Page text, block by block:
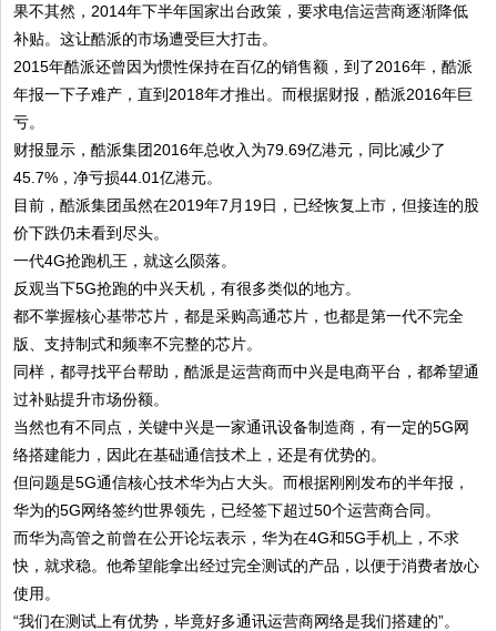
果不其然，2014年下半年国家出台政策，要求电信运营商逐渐降低
补贴。这让酷派的市场遭受巨大打击。
2015年酷派还曾因为惯性保持在百亿的销售额，到了2016年，酷派
年报一下子难产，直到2018年才推出。而根据财报，酷派2016年巨
亏。
财报显示，酷派集团2016年总收入为79.69亿港元，同比减少了
45.7%，净亏损44.01亿港元。
目前，酷派集团虽然在2019年7月19日，已经恢复上市，但接连的股
价下跌仍未看到尽头。
一代4G抢跑机王，就这么陨落。
反观当下5G抢跑的中兴天机，有很多类似的地方。
都不掌握核心基带芯片，都是采购高通芯片，也都是第一代不完全
版、支持制式和频率不完整的芯片。
同样，都寻找平台帮助，酷派是运营商而中兴是电商平台，都希望通
过补贴提升市场份额。
当然也有不同点，关键中兴是一家通讯设备制造商，有一定的5G网
络搭建能力，因此在基础通信技术上，还是有优势的。
但问题是5G通信核心技术华为占大头。而根据刚刚发布的半年报，
华为的5G网络签约世界领先，已经签下超过50个运营商合同。
而华为高管之前曾在公开论坛表示，华为在4G和5G手机上，不求
快，就求稳。他希望能拿出经过完全测试的产品，以便于消费者放心
使用。
“我们在测试上有优势，毕竟好多通讯运营商网络是我们搭建的”。